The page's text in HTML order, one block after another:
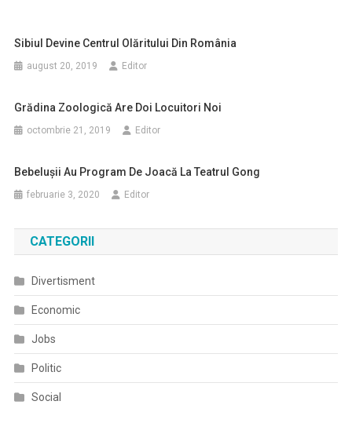
Sibiul Devine Centrul Olăritului Din România
august 20, 2019 Editor
Grădina Zoologică Are Doi Locuitori Noi
octombrie 21, 2019 Editor
Bebelușii Au Program De Joacă La Teatrul Gong
februarie 3, 2020 Editor
CATEGORII
Divertisment
Economic
Jobs
Politic
Social